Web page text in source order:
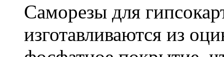
Саморезы для
изготавливаются из